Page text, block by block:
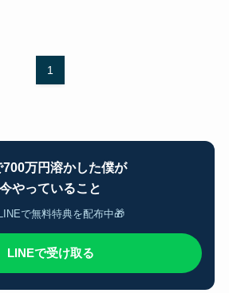
1
700万円溶かした僕が
今やっていること
で無料特典を配布中🎁
LINEで受け取る